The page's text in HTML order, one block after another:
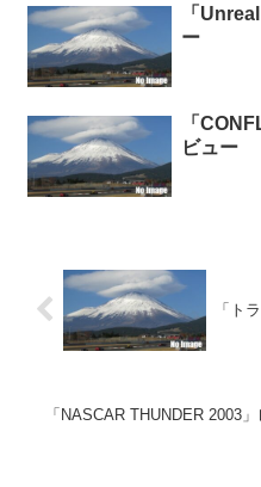
「
ー
「
ビュー
「ト
「NASCAR THUNDER 2003